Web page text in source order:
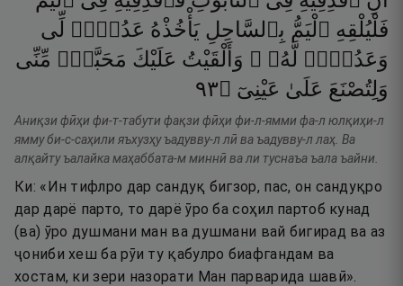
فَلْيُلْقِهِ ٱلْيَمُّ بِٱلسَّاحِلِ يَأْخُذْهُ عَدُوٌّۭ لِّى
وَعَدُوٌّۭ لَّهُۥ ۚ وَأَلْقَيْتُ عَلَيْكَ مَحَبَّةًۭ مِّنِّى
وَلِتُصْنَعَ عَلَىٰ عَيْنِىٓ ۝٣٩
Аниқзи фӣҳи фи-т-табути фақзи фӣҳи фи-л-ямми фа-л юлқиҳи-л
ямму би-с-саҳили яъхузҳу ъадувву-л лӣ ва ъадувву-л лаҳ. Ва
алқайту ъалайка маҳаббата-м миннӣ ва ли туснаъа ъала ъайни.
Ки: «Ин тифлро дар сандуқ бигзор, пас, он сандуқро
дар дарё парто, то дарё ӯро ба соҳил партоб кунад
(ва) ӯро душмани ман ва душмани вай бигирад ва аз
ҷониби хеш ба рӯи ту қабулро биафгандам ва
хостам, ки зери назорати Ман парварида шавӣ».